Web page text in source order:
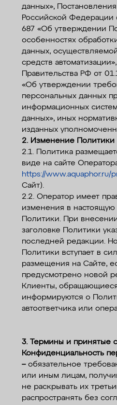
данных»,
Российской Федерации
687 «Об утверждении
особенностях
данных,
средств
Правительства РФ от
«Об утверждении
персональных данных
информационных
данных», иных
изданных
2. Изменение Политики
2.1. Политика
виде на сайте
https://www.aquaphor.ru/
Сайт).
2.2. Оператор имеет
изменения в
Политики. При
заголовке Политики
последней редакции.
Политики вступает в
размещения на Сайте,
предусмотрено новой
Клиенты,
информируются о
автоответчика или
3. Термины и принятые
Конфиденциальность
– обязательное
или иным лицам,
не раскрывать их
распространять без